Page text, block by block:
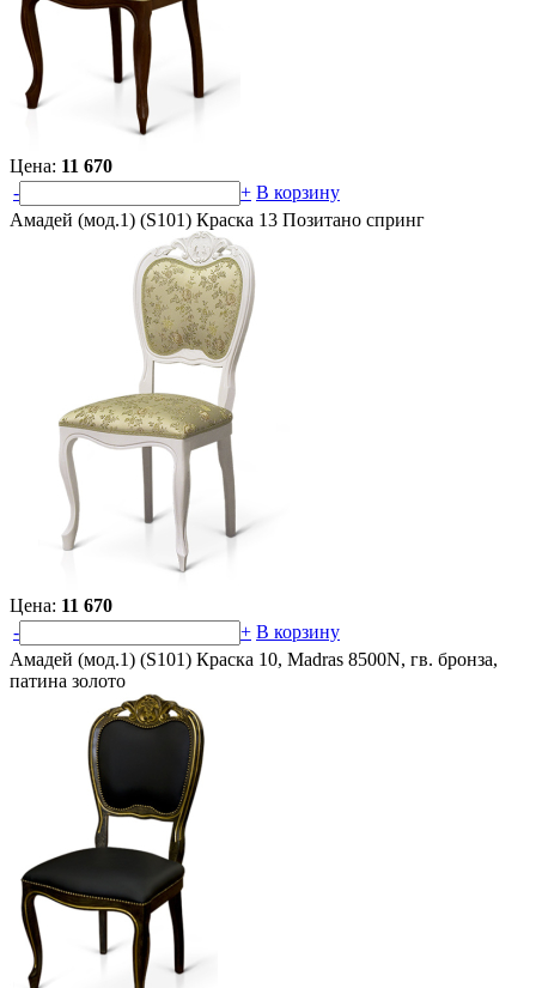
Цена: 11 670
-
+ В корзину
Амадей (мод.1) (S101) Краска 13 Позитано спринг
Цена: 11 670
-
+ В корзину
Амадей (мод.1) (S101) Краска 10, Madras 8500N, гв. бронза,
патина золото